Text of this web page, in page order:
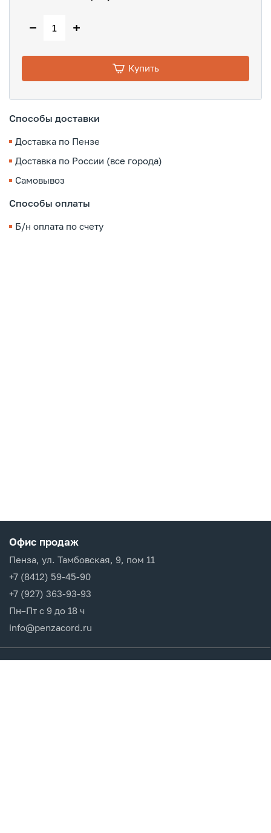
− +
Купить
Способы доставки
Доставка по Пензе
Доставка по России (все города)
Самовывоз
Способы оплаты
Б/н оплата по счету
Офис продаж
Пенза, ул. Тамбовская, 9, пом 11
+7 (8412) 59-45-90
+7 (927) 363-93-93
Пн–Пт с 9 до 18 ч
info@penzacord.ru
Производители